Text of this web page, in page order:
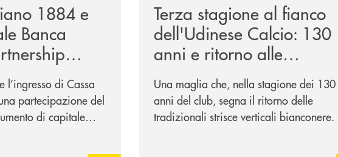
1884 e
Banca
l’ingresso di Cassa
partecipazione del
di capitale
Terza stagione al fianco
dell'Udinese Calcio: 130
anni e ritorno alle
tradizioni
Una maglia che, nella stagione dei 130
anni del club, segna il ritorno delle
tradizionali strisce verticali bianconere.